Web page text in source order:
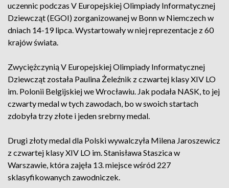
uczennic podczas V Europejskiej Olimpiady Informatycznej
Dziewcząt (EGOI) zorganizowanej w Bonn w Niemczech w
dniach 14-19 lipca. Wystartowały w niej reprezentacje z 60
krajów świata.
Zwyciężczynią V Europejskiej Olimpiady Informatycznej
Dziewcząt została Paulina Żeleźnik z czwartej klasy XIV LO
im. Polonii Belgijskiej we Wrocławiu. Jak podała NASK, to jej
czwarty medal w tych zawodach, bo w swoich startach
zdobyła trzy złote i jeden srebrny medal.
Drugi złoty medal dla Polski wywalczyła Milena Jaroszewicz
z czwartej klasy XIV LO im. Stanisława Staszica w
Warszawie, która zajęła 13. miejsce wśród 227
sklasyfikowanych zawodniczek.